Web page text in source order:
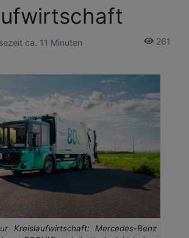
ca. 11 Minuten 261
Kreislaufwirtschaft: Mercedes-Benz